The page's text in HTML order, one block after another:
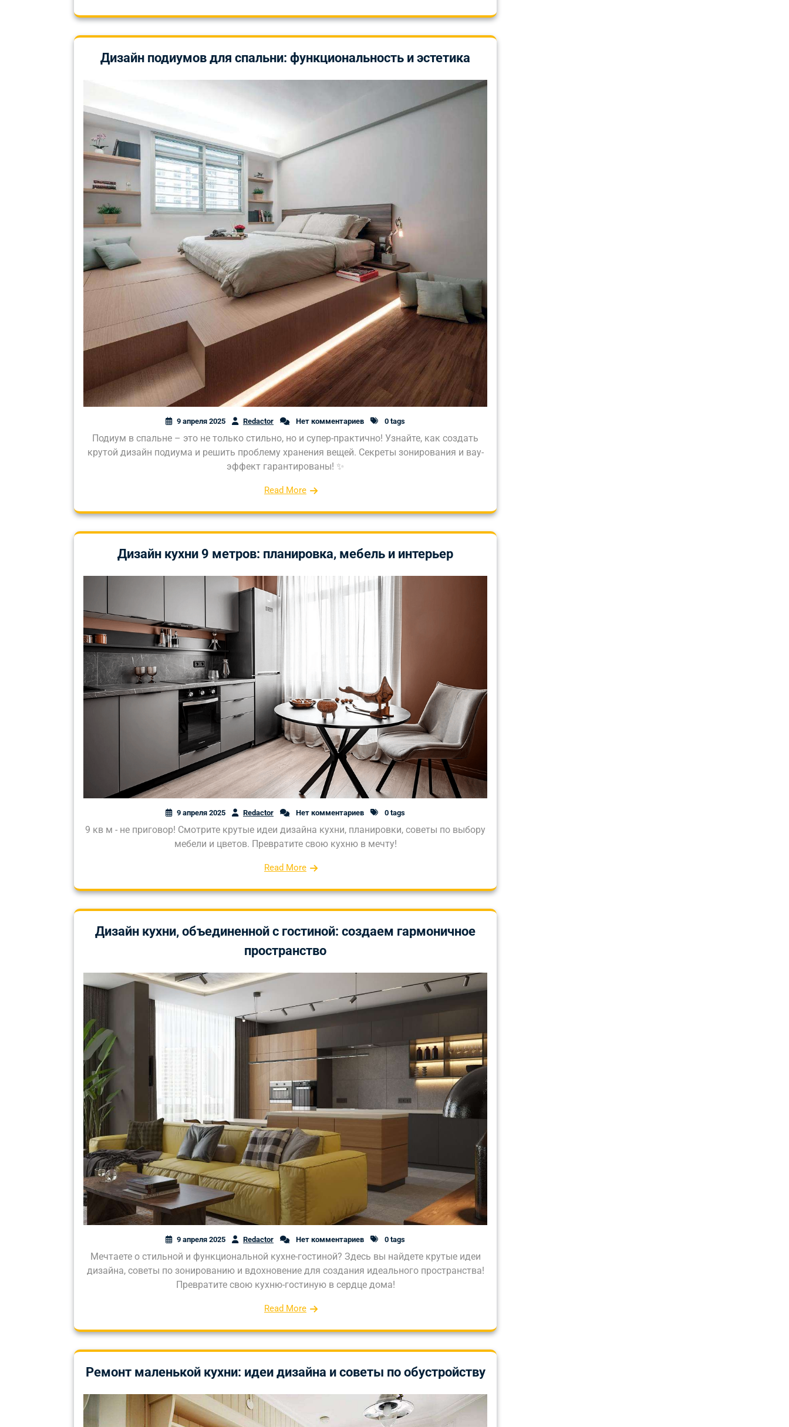
Дизайн подиумов для спальни: функциональность и эстетика
9 апреля 2025 Redactor Нет комментариев 0 tags
Подиум в спальне – это не только стильно, но и супер-практично! Узнайте, как создать
крутой дизайн подиума и решить проблему хранения вещей. Секреты зонирования и вау-
эффект гарантированы! ✨
Read More
Дизайн кухни 9 метров: планировка, мебель и интерьер
9 апреля 2025 Redactor Нет комментариев 0 tags
9 кв м - не приговор! Смотрите крутые идеи дизайна кухни, планировки, советы по выбору
мебели и цветов. Превратите свою кухню в мечту!
Read More
Дизайн кухни‚ объединенной с гостиной: создаем гармоничное
пространство
9 апреля 2025 Redactor Нет комментариев 0 tags
Мечтаете о стильной и функциональной кухне-гостиной? Здесь вы найдете крутые идеи
дизайна, советы по зонированию и вдохновение для создания идеального пространства!
Превратите свою кухню-гостиную в сердце дома!
Read More
Ремонт маленькой кухни: идеи дизайна и советы по обустройству